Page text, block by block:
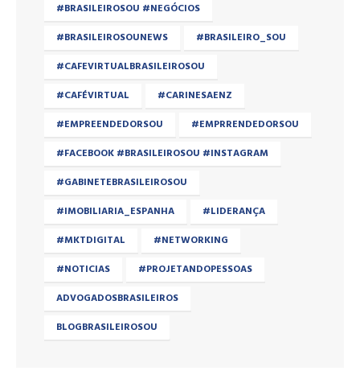
#BRASILEIROSOU #NEGÓCIOS
#BRASILEIROSOUNEWS
#BRASILEIRO_SOU
#CAFEVIRTUALBRASILEIROSOU
#CAFÉVIRTUAL
#CARINESAENZ
#EMPREENDEDORSOU
#EMPRRENDEDORSOU
#FACEBOOK #BRASILEIROSOU #INSTAGRAM
#GABINETEBRASILEIROSOU
#IMOBILIARIA_ESPANHA
#LIDERANÇA
#MKTDIGITAL
#NETWORKING
#NOTICIAS
#PROJETANDOPESSOAS
ADVOGADOSBRASILEIROS
BLOGBRASILEIROSOU